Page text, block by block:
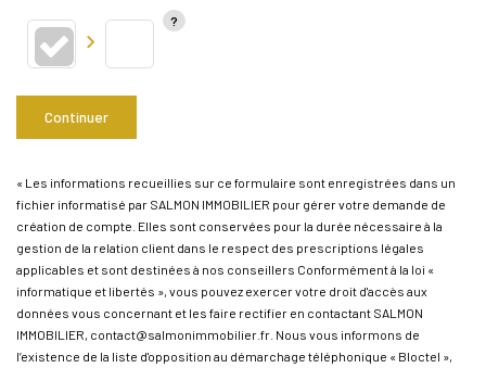
Continuer
« Les informations recueillies sur ce formulaire sont enregistrées dans un
fichier informatisé par SALMON IMMOBILIER pour gérer votre demande de
création de compte. Elles sont conservées pour la durée nécessaire à la
gestion de la relation client dans le respect des prescriptions légales
applicables et sont destinées à nos conseillers Conformément à la loi «
informatique et libertés », vous pouvez exercer votre droit d'accès aux
données vous concernant et les faire rectifier en contactant SALMON
IMMOBILIER, contact@salmonimmobilier.fr. Nous vous informons de
l’existence de la liste d'opposition au démarchage téléphonique « Bloctel »,